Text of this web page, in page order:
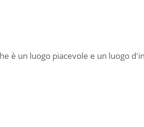
è un luogo piacevole e un luogo